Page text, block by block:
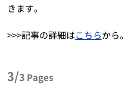
きます。
>>>記事の詳細はこちらから。
3/3 Pages